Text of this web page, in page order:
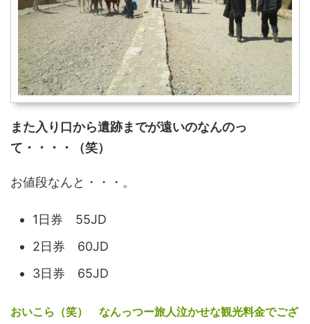
また入り口から遺跡までが遠いのなんのっ
て・・・・（笑）
お値段なんと・・・。
1日券 55JD
2日券 60JD
3日券 65JD
おいこら（笑） なんっつー旅人泣かせな観光料金でござ